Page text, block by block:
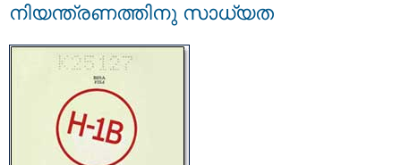
നിയന്ത്രണത്തിനു സാധ്യത